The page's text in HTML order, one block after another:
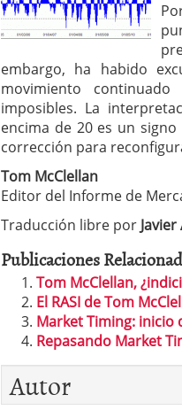
embargo, ha habido
movimiento
imposibles. La
encima de 20 es un
corrección para
Tom McClellan
Editor del Informe de
Traducción libre por
Publicaciones
Tom McClellan,
El RASI de Tom
Market Timing: inicio
Repasando Market
Autor